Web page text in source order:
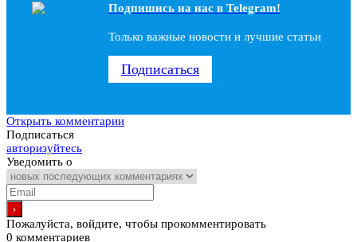
Подпишись на наc в Telegram!
Только важные новости и лучшие статьи
Подписаться
Открыть комментарии
Подписаться
авторизуйтесь
Уведомить о
Пожалуйста, войдите, чтобы прокомментировать
0 комментариев